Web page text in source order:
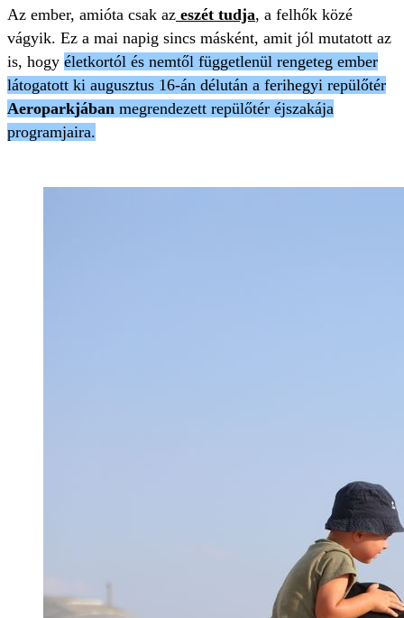
Az ember, amióta csak az eszét tudja, a felhők közé
vágyik. Ez a mai napig sincs másként, amit jól mutatott az
is, hogy életkortól és nemtől függetlenül rengeteg ember
látogatott ki augusztus 16-án délután a ferihegyi repülőtér
Aeroparkjában megrendezett repülőtér éjszakája
programjaira.